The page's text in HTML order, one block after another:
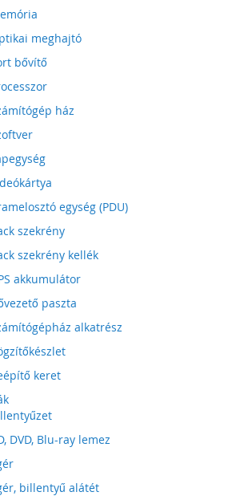
meghajtó
bővítő
ház
egység (PDU)
szekrény
szekrény kellék
akkumulátor
paszta
alkatrész
keret
DVD, Blu-ray lemez
billentyű alátét